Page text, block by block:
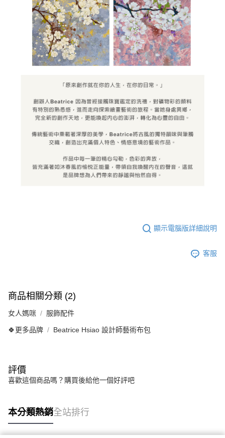
顯示電腦版詳細說明
客服
商品相關分類 (2)
女人媽咪 服飾配件
🍀更多品牌 Beatrice Hsiao 設計師藝術布包
評價
喜歡這個商品嗎？購買後給他一個好評吧
本分類熱銷全站排行